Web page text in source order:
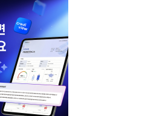
될까
"
법